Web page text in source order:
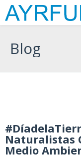
Blog
Naturalistas
Medio